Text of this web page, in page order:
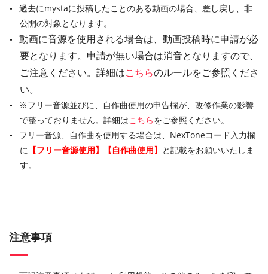
過去にmystaに投稿したことのある動画の場合、差し戻し、非
公開の対象となります。
動画に音源を使用される場合は、動画投稿時に申請が必
要となります。申請が無い場合は消音となりますので、
ご注意ください。詳細はこちらのルールをご参照くださ
い。
※フリー音源並びに、自作曲使用の申告欄が、改修作業の影響
で整っておりません。詳細はこちらをご参照ください。
フリー音源、自作曲を使用する場合は、NexToneコード入力欄
に 【フリー音源使用】【自作曲使用】
と記載をお願いいたしま
す。
注意事項